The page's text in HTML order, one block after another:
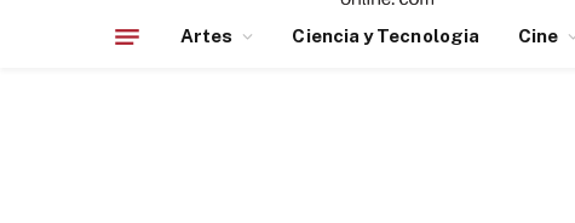
Artes Ciencia y Tecnologia Cine